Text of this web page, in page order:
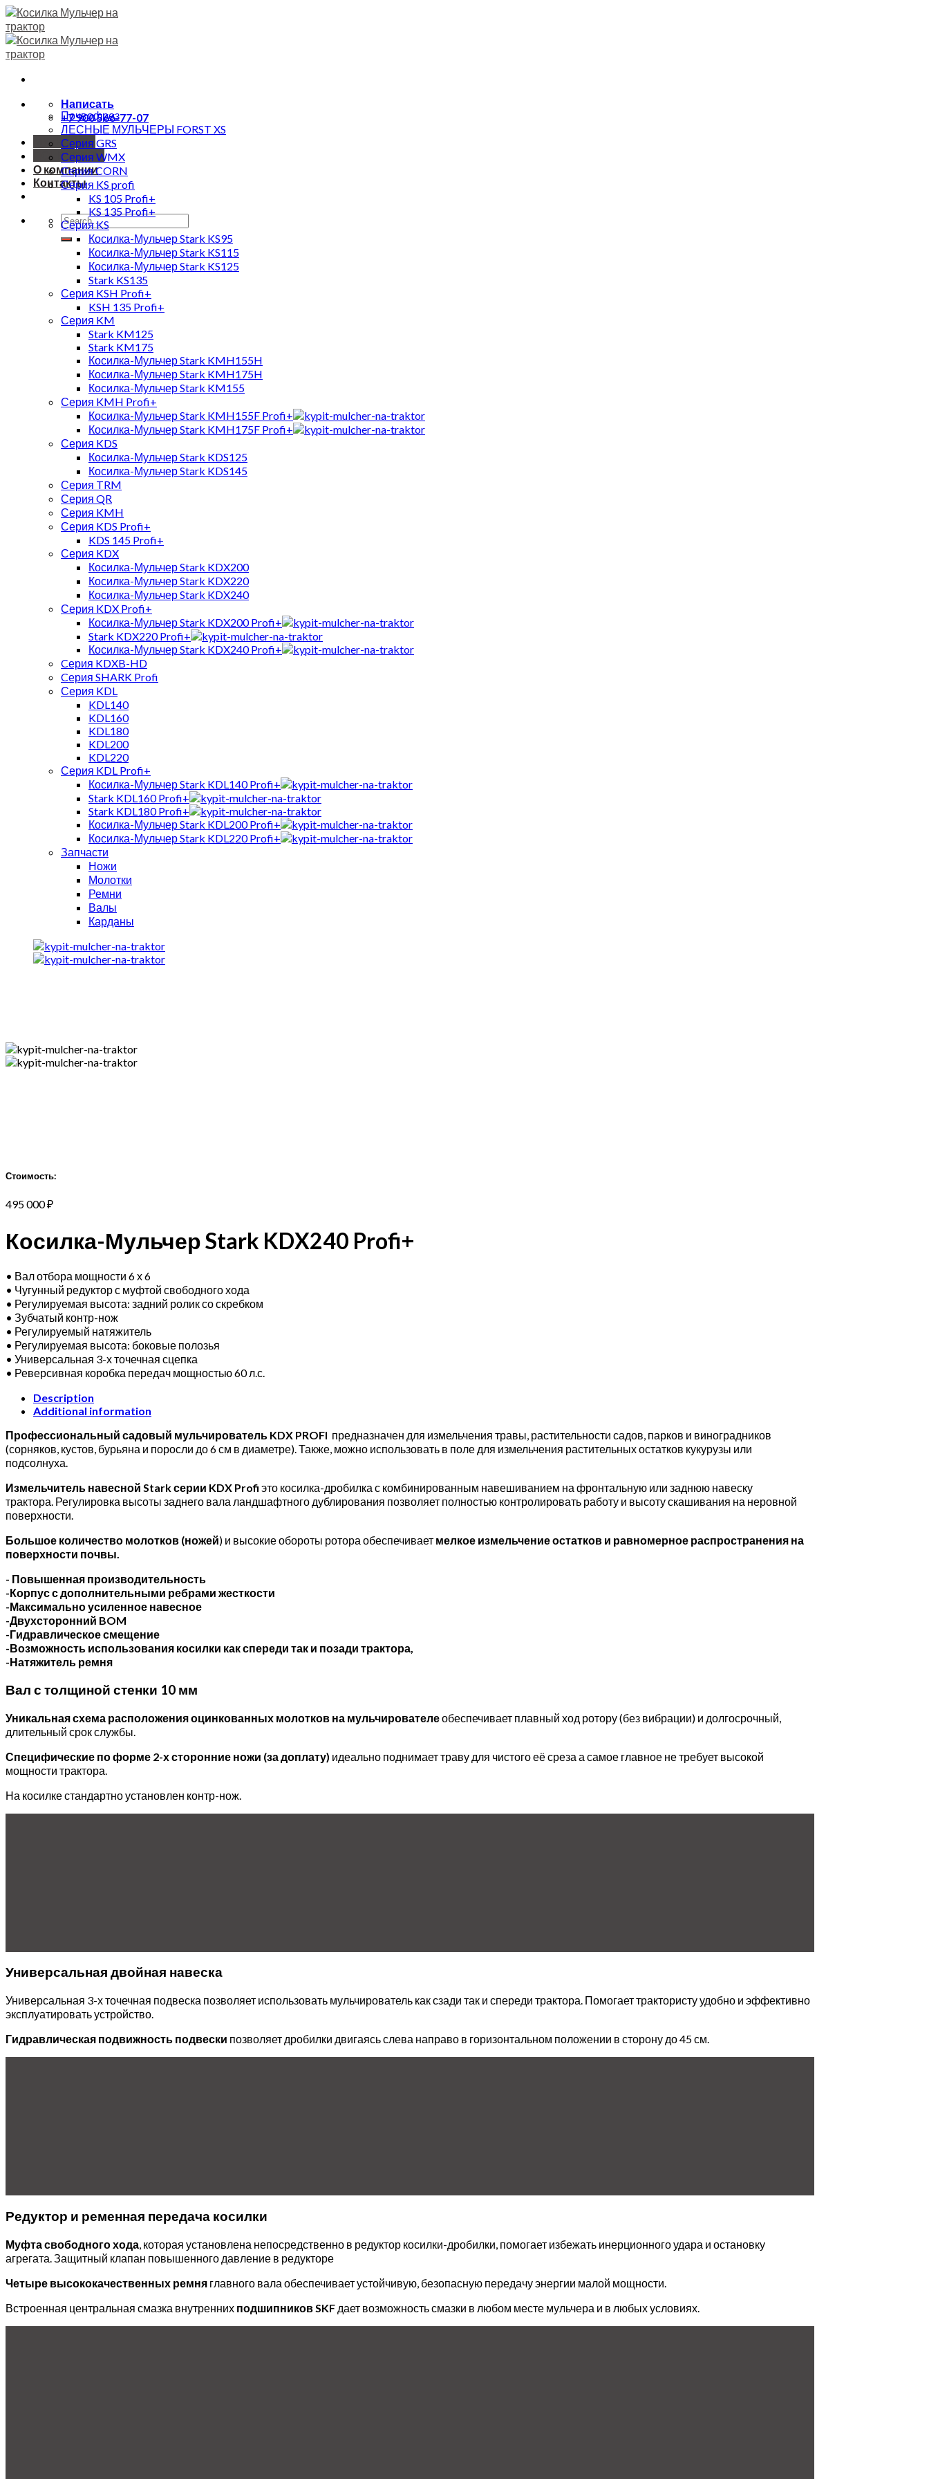
Skip
to
content
Написать
+7 900 566-77-07
МУЛЬЧЕРЫ
ПОЧВОРЕЗЫ
О компании
Контакты
Search
for:
Почвофрез
ЛЕСНЫЕ МУЛЬЧЕРЫ FORST XS
Серия GRS
Серия WMX
Cерия CORN
Серия KS profi
KS 105 Profi+
KS 135 Profi+
Серия KS
Косилка-Мульчер Stark KS95
Косилка-Мульчер Stark KS115
Косилка-Мульчер Stark KS125
Stark KS135
Серия KSH Profi+
KSH 135 Profi+
Серия KM
Stark KM125
Stark KM175
Косилка-Мульчер Stark KMH155H
Косилка-Мульчер Stark KMH175H
Косилка-Мульчер Stark KM155
Серия KMH Profi+
Косилка-Мульчер Stark KMH155F Profi+
Косилка-Мульчер Stark KMH175F Profi+
Серия KDS
Косилка-Мульчер Stark KDS125
Косилка-Мульчер Stark KDS145
Серия TRM
Серия QR
Серия KMH
Серия KDS Profi+
KDS 145 Profi+
Серия KDX
Косилка-Мульчер Stark KDX200
Косилка-Мульчер Stark KDX220
Косилка-Мульчер Stark KDX240
Серия KDX Profi+
Косилка-Мульчер Stark KDX200 Profi+
Stark KDX220 Profi+
Косилка-Мульчер Stark KDX240 Profi+
Cерия KDXB-HD
Cерия SHARK Profi
Серия KDL
KDL140
KDL160
KDL180
KDL200
KDL220
Серия KDL Profi+
Косилка-Мульчер Stark KDL140 Profi+
Stark KDL160 Profi+
Stark KDL180 Profi+
Косилка-Мульчер Stark KDL200 Profi+
Косилка-Мульчер Stark KDL220 Profi+
Запчасти
Ножи
Молотки
Ремни
Валы
Карданы
Стоимость:
495 000₽
Косилка-Мульчер Stark KDX240 Profi+
• Вал отбора мощности 6 х 6
• Чугунный редуктор с муфтой свободного хода
• Регулируемая высота: задний ролик со скребком
• Зубчатый контр-нож
• Регулируемый натяжитель
• Регулируемая высота: боковые полозья
• Универсальная 3-х точечная сцепка
• Реверсивная коробка передач мощностью 60 л.с.
Description
Additional information
Профессиональный садовый мульчирователь KDX PROFI предназначен для измельчения травы, растительности садов, парков и виноградников
(сорняков, кустов, бурьяна и поросли до 6 см в диаметре). Также, можно использовать в поле для измельчения растительных остатков кукурузы или
подсолнуха.
Измельчитель навесной Stark серии KDX Profi это косилка-дробилка с комбинированным навешиванием на фронтальную или заднюю навеску
трактора. Регулировка высоты заднего вала ландшафтного дублирования позволяет полностью контролировать работу и высоту скашивания на неровной
поверхности.
Большое количество молотков (ножей) и высокие обороты ротора обеспечивает мелкое измельчение остатков и равномерное распространения на
поверхности почвы.
- Повышенная производительность
-Корпус с дополнительными ребрами жесткости
-Максимально усиленное навесное
-Двухсторонний BOM
-Гидравлическое смещение
-Возможность использования косилки как спереди так и позади трактора,
-Натяжитель ремня
Вал с толщиной стенки 10 мм
Уникальная схема расположения оцинкованных молотков на мульчирователеобеспечивает плавный ход ротору (без вибрации) и долгосрочный,
длительный срок службы.
Специфические по форме 2-х сторонние ножи (за доплату) идеально поднимает траву для чистого её среза а самое главное не требует высокой
мощности трактора.
На косилке стандартно установлен контр-нож.
Универсальная двойная навеска
Универсальная 3-х точечная подвеска позволяет использовать мульчирователь как сзади так и спереди трактора. Помогает трактористу удобно и эффективно
эксплуатировать устройство.
Гидравлическая подвижность подвески позволяет дробилки двигаясь слева направо в горизонтальном положении в сторону до 45 см.
Редуктор и ременная передача косилки
Муфта свободного хода , которая установлена непосредственно в редуктор косилки-дробилки, помогает избежать инерционного удара и остановку
агрегата. Защитный клапан повышенного давление в редукторе
Четыре высококачественных ремня главного вала обеспечивает устойчивую, безопасную передачу энергии малой мощности.
Встроенная центральная смазка внутренних подшипников SKF дает возможность смазки в любом месте мульчера и в любых условиях.